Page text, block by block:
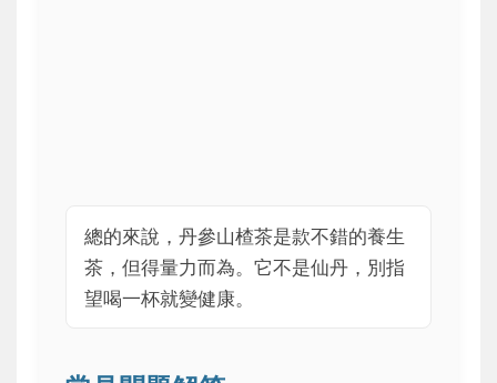
總的來說，丹參山楂茶是款不錯的養生
茶，但得量力而為。它不是仙丹，別指
望喝一杯就變健康。